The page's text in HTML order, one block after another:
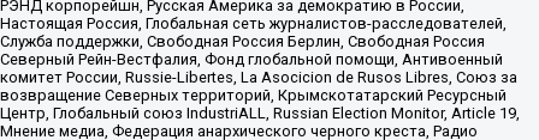
РЭНД корпорейшн, Русская Америка за демократию в России,
Настоящая Россия, Глобальная сеть журналистов-расследователей,
Служба поддержки, Свободная Россия Берлин, Свободная Россия
Северный Рейн-Вестфалия, Фонд глобальной помощи, Антивоенный
комитет России, Russie-Libertes, La Asocicion de Rusos Libres, Союз за
возвращение Северных территорий, Крымскотатарский Ресурсный
Центр, Глобальный союз IndustriALL, Russian Election Monitor, Article 19,
Мнение медиа, Федерация анархического черного креста, Радио